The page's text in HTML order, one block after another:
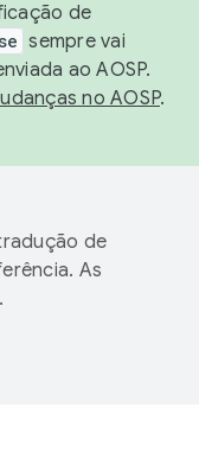
de
sempre vai
ao AOSP.
no AOSP.
de
As